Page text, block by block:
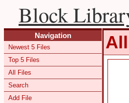
Block
Navigation
Newest 5 Files
Top 5 Files
All Files
Search
Add File